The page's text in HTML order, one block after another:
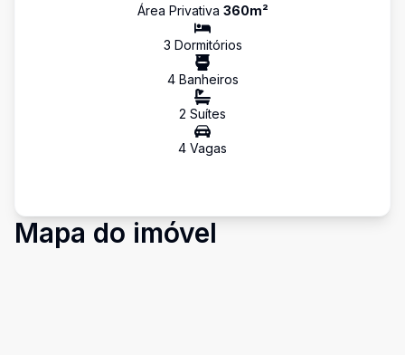
Área Privativa 360m²
3 Dormitórios
4Banheiros
2 Suítes
4 Vagas
Mapa do imóvel